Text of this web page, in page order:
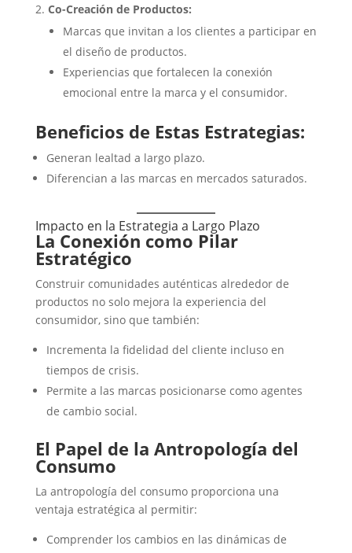
Co-Creación de Productos:
Marcas que invitan a los clientes a participar en
el diseño de productos.
Experiencias que fortalecen la conexión
emocional entre la marca y el consumidor.
Beneficios de Estas Estrategias:
Generan lealtad a largo plazo.
Diferencian a las marcas en mercados saturados.
Impacto en la Estrategia a Largo Plazo
La Conexión como Pilar
Estratégico
Construir comunidades auténticas alrededor de
productos no solo mejora la experiencia del
consumidor, sino que también:
Incrementa la fidelidad del cliente incluso en
tiempos de crisis.
Permite a las marcas posicionarse como agentes
de cambio social.
El Papel de la Antropología del
Consumo
La antropología del consumo proporciona una
ventaja estratégica al permitir:
Comprender los cambios en las dinámicas de